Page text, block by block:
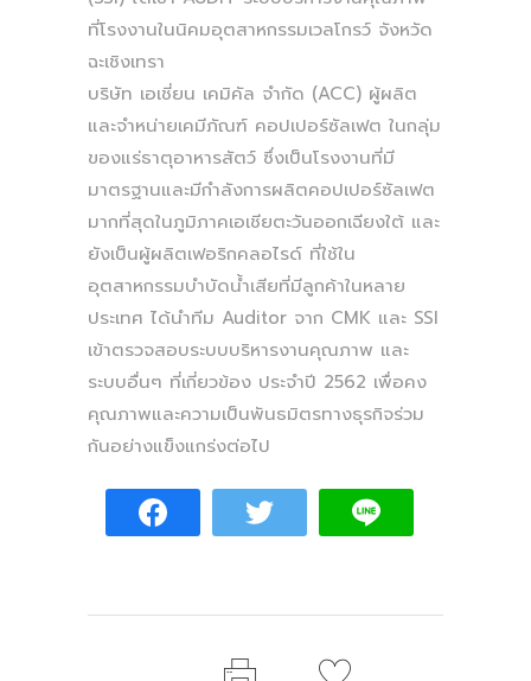
ที่โรงงานในนิคมอุตสาหกรรมเวลโกรว์ จังหวัด
ฉะเชิงเทรา
บริษัท เอเชี่ยน เคมิคัล จำกัด (ACC) ผู้ผลิต
และจำหน่ายเคมีภัณฑ์ คอปเปอร์ซัลเฟต ในกลุ่ม
ของแร่ธาตุอาหารสัตว์ ซึ่งเป็นโรงงานที่มี
มาตรฐานและมีกำลังการผลิตคอปเปอร์ซัลเฟต
มากที่สุดในภูมิภาคเอเชียตะวันออกเฉียงใต้ และ
ยังเป็นผู้ผลิตเฟอริกคลอไรด์ ที่ใช้ใน
อุตสาหกรรมบำบัดน้ำเสียที่มีลูกค้าในหลาย
ประเทศ ได้นำทีม Auditor จาก CMK และ SSI
เข้าตรวจสอบระบบบริหารงานคุณภาพ และ
ระบบอื่นๆ ที่เกี่ยวข้อง ประจำปี 2562 เพื่อคง
คุณภาพและความเป็นพันธมิตรทางธุรกิจร่วม
กันอย่างแข็งแกร่งต่อไป